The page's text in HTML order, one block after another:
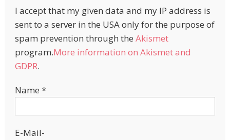
I accept that my given data and my IP address is
sent to a server in the USA only for the purpose of
spam prevention through the Akismet
program.More information on Akismet and
GDPR.
Name *
E-Mail-